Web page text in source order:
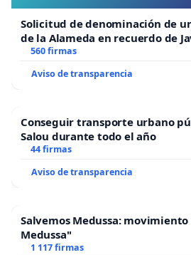
Solicitud de denominación de
de la Alameda en recuerdo de
“Mazinger”
560 firmas
Aviso de transparencia
Conseguir transporte urbano
Salou durante todo el año
44 firmas
Aviso de transparencia
Salvemos Medussa:
Medussa"
1 117 firmas